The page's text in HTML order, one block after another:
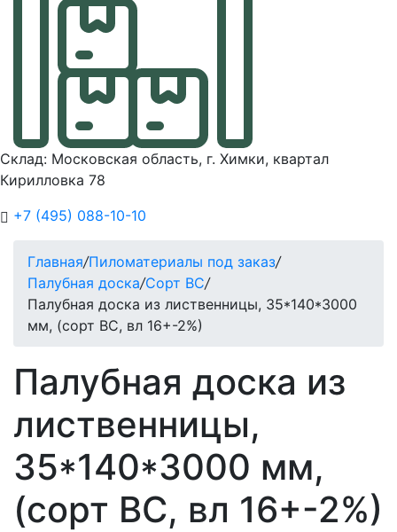
Склад: Московская область, г. Химки, квартал
Кирилловка 78
+7 (495) 088-10-10
Главная/Пиломатериалы под заказ/
Палубная доска/Сорт BC/
Палубная доска из лиственницы, 35*140*3000
мм, (сорт BC, вл 16+-2%)
Палубная доска из
лиственницы,
35*140*3000 мм,
(сорт BC, вл 16+-2%)